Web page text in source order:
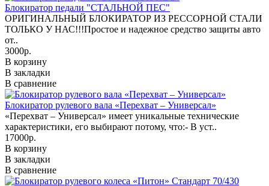
Блокиратор педали "СТАЛЬНОЙ ПЕС"
ОРИГИНАЛЬНЫЙ БЛОКИРАТОР ИЗ РЕССОРНОЙ СТАЛИ
ТОЛЬКО У НАС!!!Простое и надежное средство защиты авто
от..
3000р.
В корзину
В закладки
В сравнение
Блокиратор рулевого вала «Перехват – Универсал»
«Перехват – Универсал» имеет уникальные технические
характеристики, его выбирают потому, что:- В уст..
17000р.
В корзину
В закладки
В сравнение